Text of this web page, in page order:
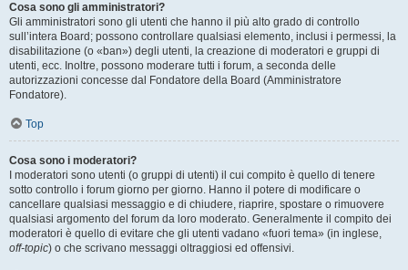
Cosa sono gli amministratori?
Gli amministratori sono gli utenti che hanno il più alto grado di controllo
sull’intera Board; possono controllare qualsiasi elemento, inclusi i permessi, la
disabilitazione (o «ban») degli utenti, la creazione di moderatori e gruppi di
utenti, ecc. Inoltre, possono moderare tutti i forum, a seconda delle
autorizzazioni concesse dal Fondatore della Board (Amministratore
Fondatore).
Top
Cosa sono i moderatori?
I moderatori sono utenti (o gruppi di utenti) il cui compito è quello di tenere
sotto controllo i forum giorno per giorno. Hanno il potere di modificare o
cancellare qualsiasi messaggio e di chiudere, riaprire, spostare o rimuovere
qualsiasi argomento del forum da loro moderato. Generalmente il compito dei
moderatori è quello di evitare che gli utenti vadano «fuori tema» (in inglese,
off-topic) o che scrivano messaggi oltraggiosi ed offensivi.